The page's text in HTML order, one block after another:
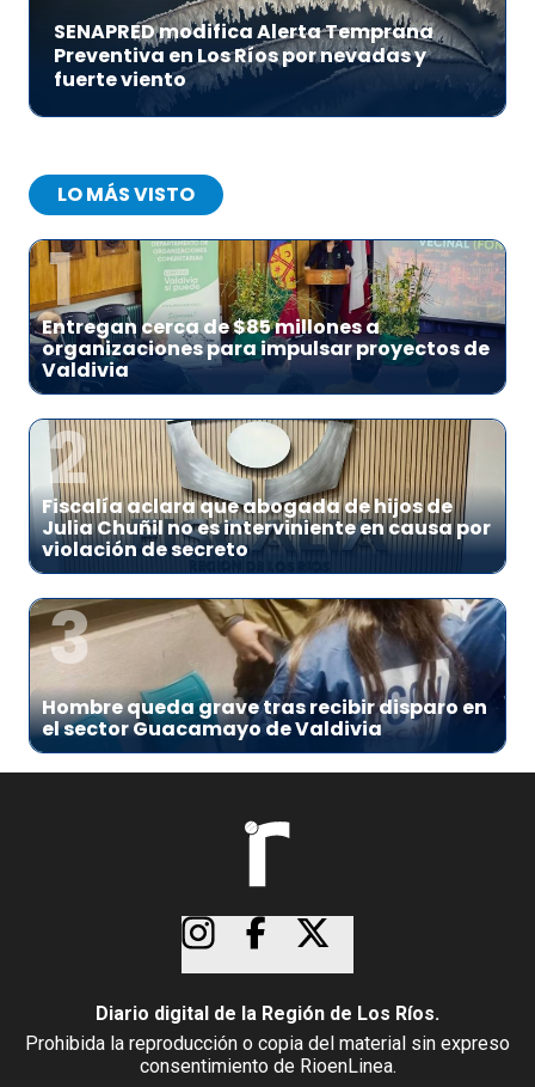
SENAPRED modifica Alerta Temprana
Preventiva en Los Ríos por nevadas y
fuerte viento
LO MÁS VISTO
1
Entregan cerca de $85 millones a
organizaciones para impulsar proyectos de
Valdivia
2
Fiscalía aclara que abogada de hijos de
Julia Chuñil no es interviniente en causa por
violación de secreto
3
Hombre queda grave tras recibir disparo en
el sector Guacamayo de Valdivia
Diario digital de la Región de Los Ríos.
Prohibida la reproducción o copia del material sin expreso
consentimiento de RioenLinea.